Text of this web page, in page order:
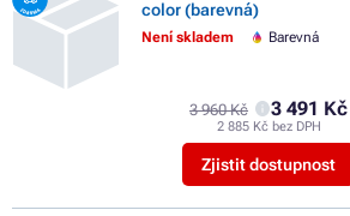
color (barevná)
Není skladem Barevná
3 960 Kč 3 491 Kč
2 885 Kč bez DPH
Zjistit dostupnost